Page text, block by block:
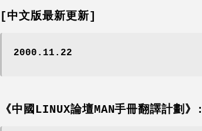
[中文版最新更新]
2000.11.22
《中國LINUX論壇MAN手冊翻譯計劃》: